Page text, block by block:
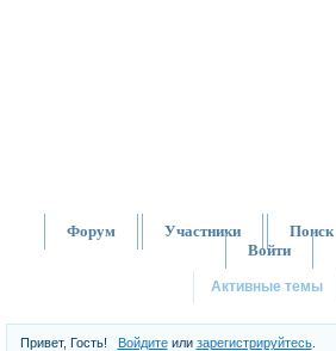
Форум Участники Поиск
Войти
Активные темы
Привет, Гость! Войдитеили зарегистрируйтесь.